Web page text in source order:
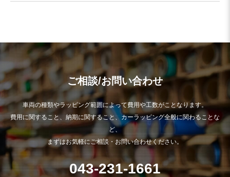
ご相談/お問い合わせ
車両の種類やラッピング範囲によって費用や工数がことなります。
費用に関すること、納期に関すること、カーラッピング全般に関わることな
ど、
まずはお気軽にご相談・お問い合わせください。
043-231-1661